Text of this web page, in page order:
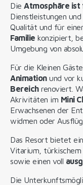
DieAtmosphäre ist
Dienstleistungen
Qualität und für
Familie konzipiert,
Umgebung von
Für die Kleinen
Animationund vor
Bereichrenoviert.
Akrivitäten im Mini
Erwachsenen der
widmen oder
Das Resort bietet ein
Vitarium, türkischem
sowie einen voll
Die